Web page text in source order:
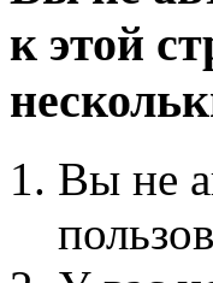
к этой
Вы не